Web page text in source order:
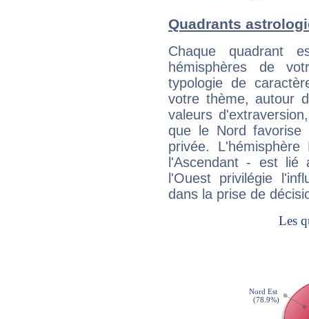
Quadrants
Chaque quadrant
hémisphères de
typologie de
votre thème, autour
valeurs
que le Nord favorise
privée.
l'Ascendant - est
l'Ouest privilégie
dans la prise de